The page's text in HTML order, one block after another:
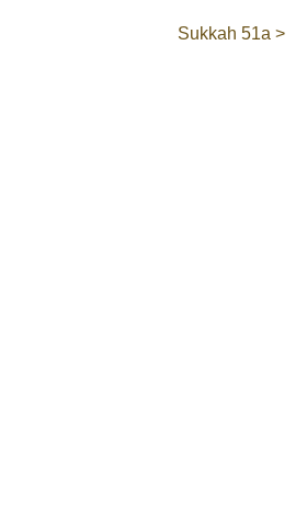
Sukkah 51a >